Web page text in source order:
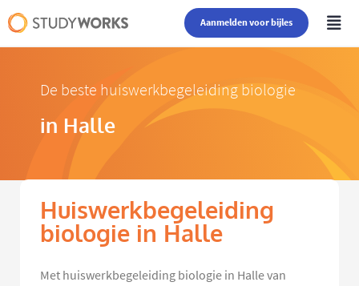
Aanmelden voor bijles
De beste huiswerkbegeleiding biologie
in Halle
Huiswerkbegeleiding
biologie in Halle
Met huiswerkbegeleiding biologie in Halle van